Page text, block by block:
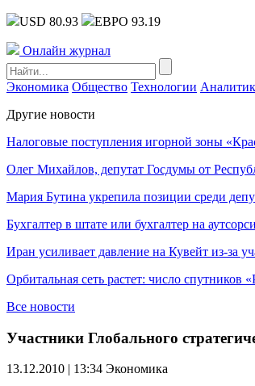
USD 80.93 ЕВРО 93.19
Онлайн журнал
Экономика Общество Технологии
Другие новости
Налоговые поступления игорной зоны
Олег Михайлов, депутат Госдумы от
Мария Бутина укрепила позиции среди
Бухгалтер в штате или бухгалтер на
Иран усиливает давление на Кувейт из-за
Орбитальная сеть растет: число спутников
Все новости
Участники Глобального
13.12.2010 | 13:34 Экономика